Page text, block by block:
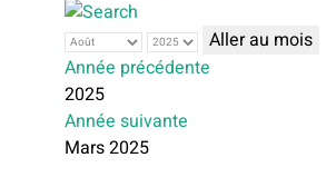
Aller au mois
Année précédente
2025
Année suivante
Mars 2025